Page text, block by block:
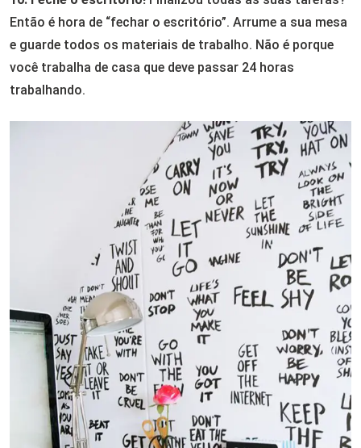
Então é hora de “fechar o escritório”. Arrume a sua mesa
e guarde todos os materiais de trabalho. Não é porque
você trabalha de casa que deve passar 24 horas
trabalhando.